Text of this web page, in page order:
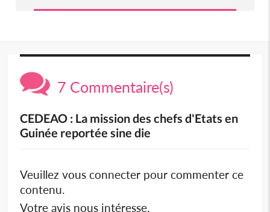
7 Commentaire(s)
CEDEAO : La mission des chefs d'Etats en
Guinée reportée sine die
Veuillez vous connecter pour commenter ce
contenu.
Votre avis nous intéresse.